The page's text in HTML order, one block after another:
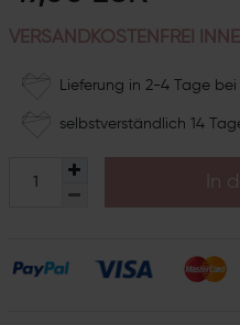
VERSANDKOSTENFREI
Lieferung in 2-4 Tage bei
selbstverständlich 14
In